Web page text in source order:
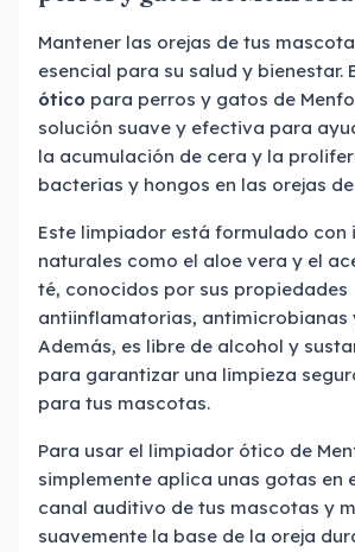
Mantener las orejas de tus
esencial para su salud y bienestar.
ótico para perros y gatos de
solución suave y efectiva para
la acumulación de cera y la
bacterias y hongos en las orejas
Este limpiador está formulado con
naturales como el aloe vera y el
té, conocidos por sus propiedades
antiinflamatorias, antimicrobianas
Además, es libre de alcohol y
para garantizar una limpieza
para tus mascotas.
Para usar el limpiador ótico de
simplemente aplica unas gotas en
canal auditivo de tus mascotas y
suavemente la base de la oreja